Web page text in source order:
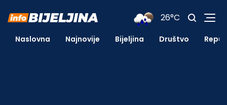
26°C
Naslovna Najnovije Bijeljina Društvo